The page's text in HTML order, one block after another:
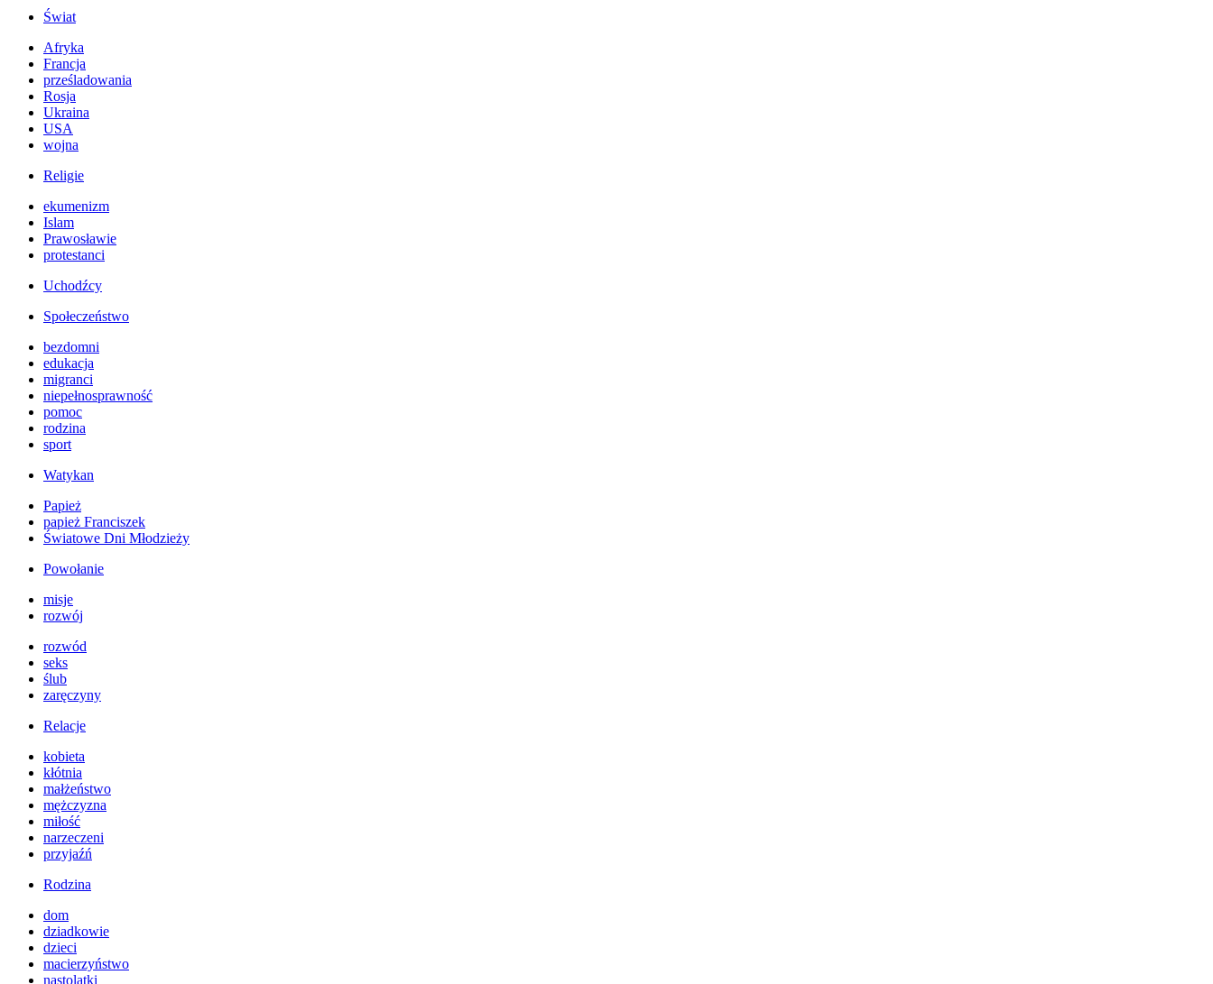
Świat
Afryka
Francja
prześladowania
Rosja
Ukraina
USA
wojna
Religie
ekumenizm
Islam
Prawosławie
protestanci
Uchodźcy
Społeczeństwo
bezdomni
edukacja
migranci
niepełnosprawność
pomoc
rodzina
sport
Watykan
Papież
papież Franciszek
Światowe Dni Młodzieży
Powołanie
misje
rozwój
rozwód
seks
ślub
zaręczyny
Relacje
kobieta
kłótnia
małżeństwo
mężczyzna
miłość
narzeczeni
przyjaźń
Rodzina
dom
dziadkowie
dzieci
macierzyństwo
nastolatki